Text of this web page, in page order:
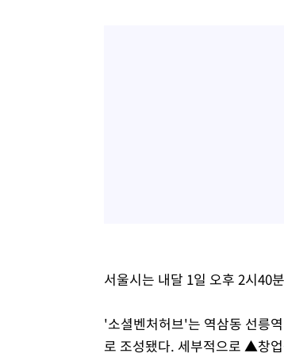
서울시는 내달 1일 오후 2시40
'소셜벤처허브'는 역삼동 선릉
로 조성됐다. 세부적으로 ▲창